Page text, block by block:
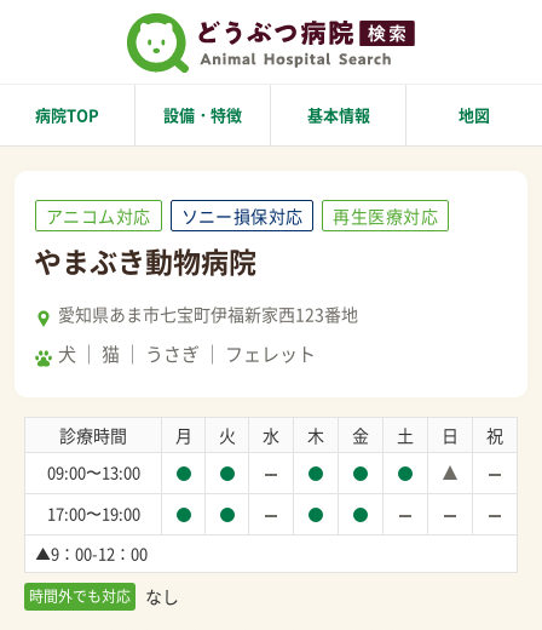
病院TOP 設備・特徴 基本情報 地図
アニコム対応 ソニー損保対応 再生医療対応
やまぶき動物病院
愛知県あま市七宝町伊福新家西123番地
犬 猫 うさぎ フェレット
診療時間 月 火 水 木 金 土 日 祝
09:00〜13:00
17:00〜19:00
▲9：00-12：00
時間外でも対応 なし